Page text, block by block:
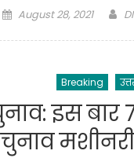
Posted
August 28, 2021
Breaking
इस
चुनाव